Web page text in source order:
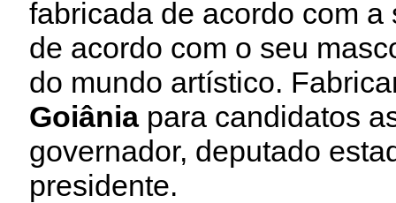
fabricada de acordo com
de acordo com o seu
do mundo artístico.
Goiâniapara candidatos
governador, deputado
presidente.